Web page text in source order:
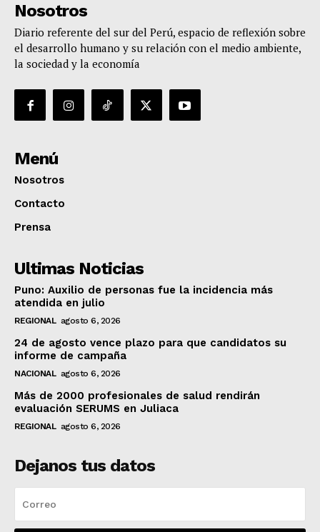
Nosotros
Diario referente del sur del Perú, espacio de reflexión sobre
el desarrollo humano y su relación con el medio ambiente,
la sociedad y la economía
Menú
Nosotros
Contacto
Prensa
Ultimas Noticias
Puno: Auxilio de personas fue la incidencia más
atendida en julio
REGIONAL agosto 6, 2026
24 de agosto vence plazo para que candidatos su
informe de campaña
NACIONAL agosto 6, 2026
Más de 2000 profesionales de salud rendirán
evaluación SERUMS en Juliaca
REGIONAL agosto 6, 2026
Dejanos tus datos